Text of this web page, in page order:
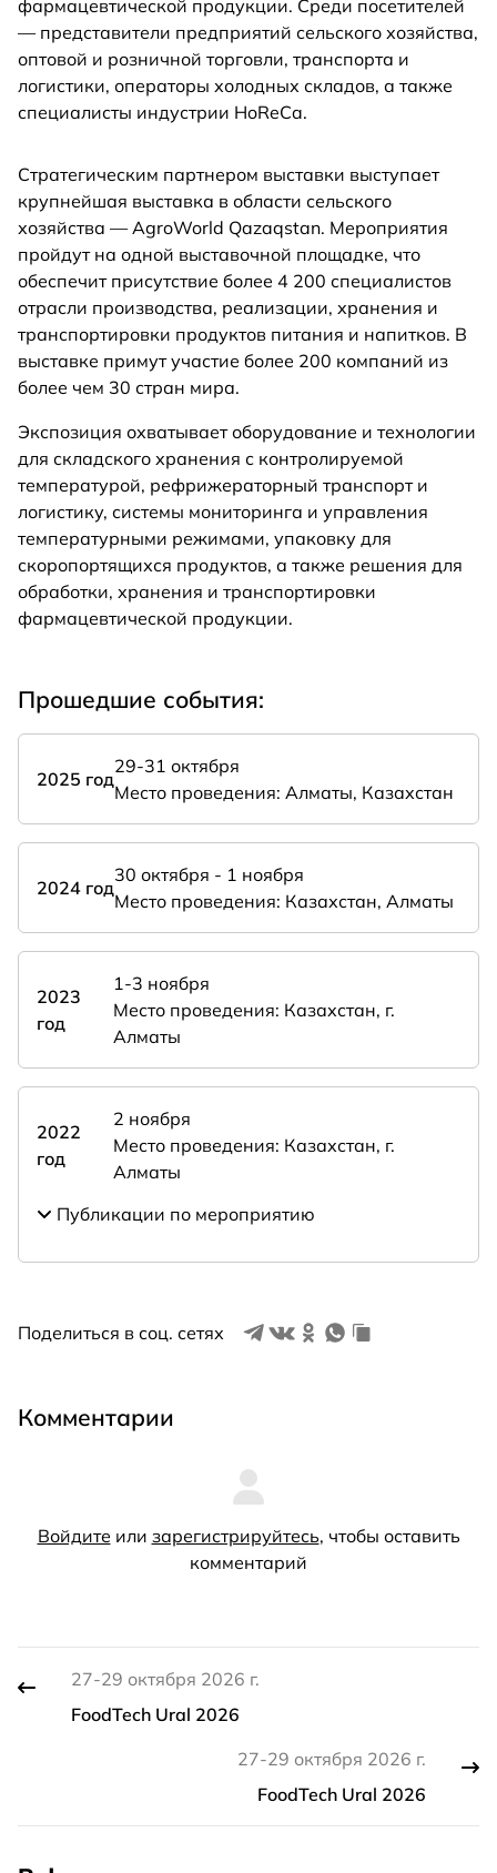
фармацевтической продукции. Среди посетителей
— представители предприятий сельского хозяйства,
оптовой и розничной торговли, транспорта и
логистики, операторы холодных складов, а также
специалисты индустрии HoReCa.
Стратегическим партнером выставки выступает
крупнейшая выставка в области сельского
хозяйства — AgroWorld Qazaqstan. Мероприятия
пройдут на одной выставочной площадке, что
обеспечит присутствие более 4 200 специалистов
отрасли производства, реализации, хранения и
транспортировки продуктов питания и напитков. В
выставке примут участие более 200 компаний из
более чем 30 стран мира.
Экспозиция охватывает оборудование и технологии
для складского хранения с контролируемой
температурой, рефрижераторный транспорт и
логистику, системы мониторинга и управления
температурными режимами, упаковку для
скоропортящихся продуктов, а также решения для
обработки, хранения и транспортировки
фармацевтической продукции.
Прошедшие события:
2025 год
29-31 октября
Место проведения: Алматы, Казахстан
2024 год
30 октября - 1 ноября
Место проведения: Казахстан, Алматы
2023
год
1-3 ноября
Место проведения: Казахстан, г.
Алматы
2022
год
2 ноября
Место проведения: Казахстан, г.
Алматы
Публикации по мероприятию
Поделиться в соц. сетях
Комментарии
Войдите или зарегистрируйтесь, чтобы оставить
комментарий
27-29 октября 2026 г.
FoodTech Ural 2026
27-29 октября 2026 г.
FoodTech Ural 2026